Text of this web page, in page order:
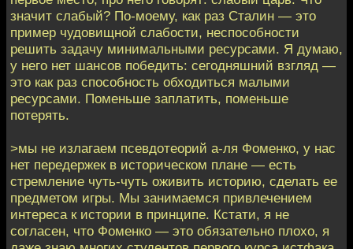
значит слабый? По-моему, как раз Сталин — это
пример чудовищной слабости, неспособности
решить задачу минимальными ресурсами. Я думаю,
у него нет шансов победить: сегодняшний взгляд —
это как раз способность обходиться малыми
ресурсами. Поменьше заплатить, поменьше
потерять.
>мы не излагаем псевдотеорий а-ля Фоменко, у нас
нет передержек в историческом плане — есть
стремление чуть-чуть оживить историю, сделать ее
предметом игры. Мы занимаемся привлечением
интереса к истории в принципе. Кстати, я не
согласен, что Фоменко — это обязательно плохо, я